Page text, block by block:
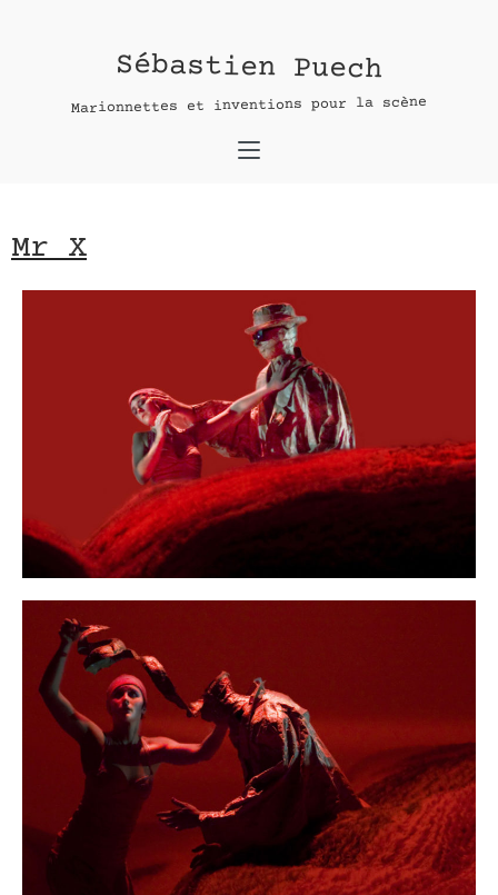
Contact :
Sébastien Puech
Marionnettes et inventions pour la scène
Mr X